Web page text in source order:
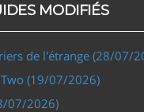
MODIFIÉS
de l'étrange (28/07/
(19/07/2026)
07/2026)